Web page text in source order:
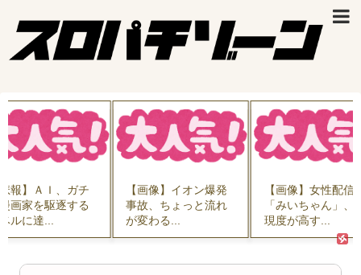
画像】イオン爆発
故、ちょっと流れ
変わる...
【画像】女性配信者
「みいちゃん」、再
現度が高す...
【GIF動画】宮
可愛すぎるチア
ん、甲子園...